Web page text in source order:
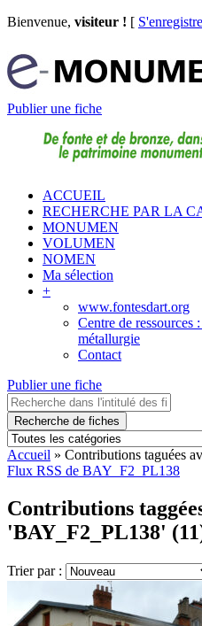
Bienvenue, visiteur ! [
Publier une fiche
ACCUEIL
RECHERCHE PAR LA
MONUMEN
VOLUMEN
NOMEN
Ma sélection
+
www.fontesdart.org
Centre de ressources
métallurgie
Contact
Publier une fiche
Recherche de fiches
Accueil » Contributions taguées
Flux RSS de BAY_F2_PL138
Contributions
'BAY_F2_PL138'
Trier par :